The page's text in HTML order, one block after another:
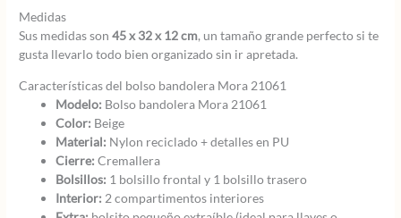
Medidas
Sus medidas son45 x 32 x 12 cm, un tamaño grande perfecto si te
gusta llevarlo todo bien organizado sin ir apretada.
Características del bolso bandolera Mora 21061
Modelo: Bolso bandolera Mora 21061
Color: Beige
Material: Nylon reciclado + detalles en PU
Cierre: Cremallera
Bolsillos: 1 bolsillo frontal y 1 bolsillo trasero
Interior: 2 compartimentos interiores